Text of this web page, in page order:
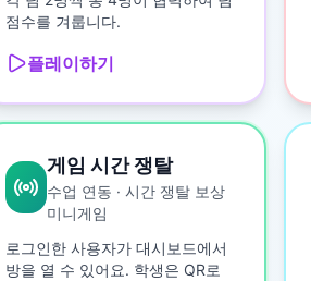
점수를 겨룹니다.
플레이하기
게임 시간 쟁탈
수업 연동 · 시간 쟁탈 보상
미니게임
로그인한 사용자가 대시보드에서
방을 열 수 있어요. 학생은 QR로